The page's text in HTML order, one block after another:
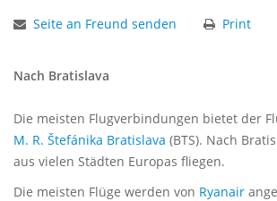
Seite an Freund senden Print
Nach Bratislava
Die meisten Flugverbindungen bietet der
M. R. Štefánika Bratislava (BTS). Nach
aus vielen Städten Europas fliegen.
Die meisten Flüge werden von Ryanair